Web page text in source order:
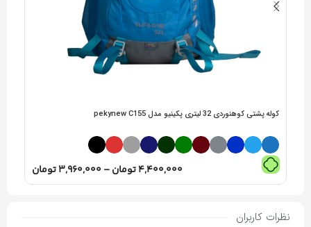
کوله پشتی کوهنوردی 32 لیتری پکینیو مدل pekynew C155
4,400,000تومان–
3,960,000تومان
نظرات کاربران